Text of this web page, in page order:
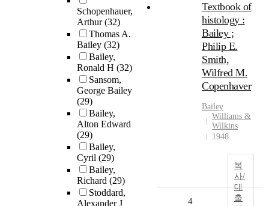
Schopenhauer,
Arthur(32)
Thomas A.
Bailey (32)
Bailey,
Ronald H (32)
Sansom,
George Bailey
(29)
Bailey,
Alton Edward
(29)
Bailey,
Cyril (29)
Bailey,
Richard (29)
Stoddard,
Alexander J
Textbook of
histology :
Bailey ;
Philip E.
Smith,
Wilfred M.
Copenhaver
Bailey
Williams &
Wilkins
1948
복
사/
대
출
4